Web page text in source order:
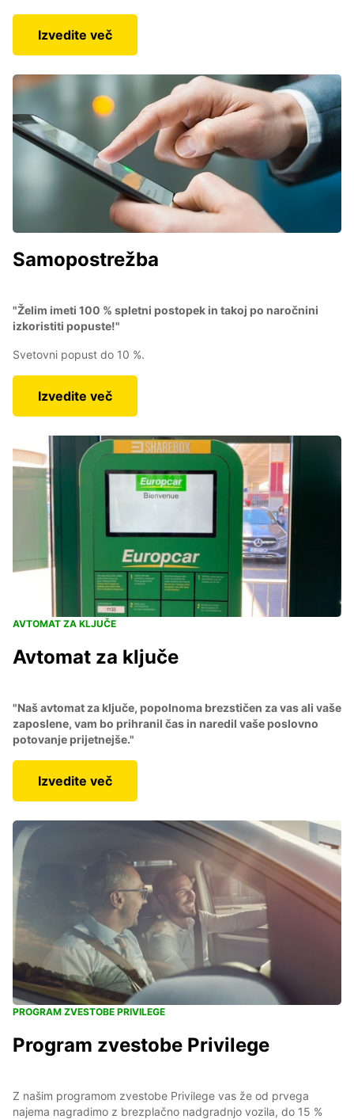
Izvedite več
Samopostrežba
"Želim imeti 100 % spletni postopek in takoj po naročnini
izkoristiti popuste!"
Svetovni popust do 10 %.
Izvedite več
AVTOMAT ZA KLJUČE
Avtomat za ključe
"Naš avtomat za ključe, popolnoma brezstičen za vas ali vaše
zaposlene, vam bo prihranil čas in naredil vaše poslovno
potovanje prijetnejše."
Izvedite več
PROGRAM ZVESTOBE PRIVILEGE
Program zvestobe Privilege
Z našim programom zvestobe Privilege vas že od prvega
najema nagradimo z brezplačno nadgradnjo vozila, do 15 %